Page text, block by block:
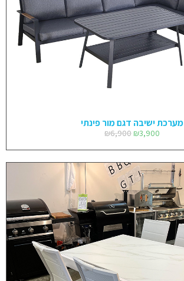
מערכת ישיבה דגם מור פינתי
₪6,900 ₪3,900